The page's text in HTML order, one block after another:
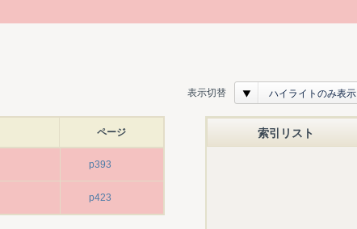
表示切替 ハイライトのみ表示
ページ
p393
p423
索引リスト